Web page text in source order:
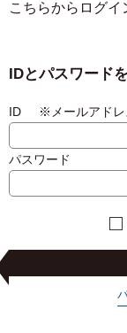
こちらからログイ
IDとパスワード
ID ※メールアドレ
パスワード